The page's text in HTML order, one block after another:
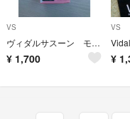
VS
ヴィダルサスーン モバイルストレートアイロン
¥ 1,700
VS
¥